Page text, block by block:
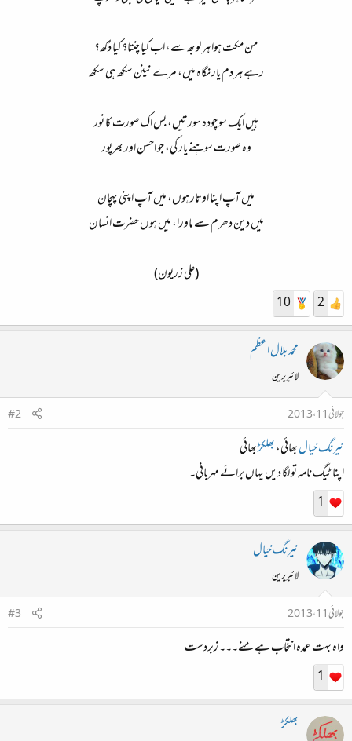
من مکت ہوا ہر لوبھ سے، اب کیا چنتا؟ کیا دُکھ؟​
رہے ہر دم یار نگاہ میں، مرے نینن سکھ ہی سکھ​
ہیں ایک سو چودہ سورتیں، بس اک صورت کا نور​
وہ صورت سوہنے یار کی، جو احسن اور بھرپور​
میں آپ اپنا اوتار ہوں، میں آپ اپنی پہچان​
میں دین دھرم سے ماورا، میں ہوں حضرت انسان​
(علی زریون)​
2
10
محمد بلال اعظم
لائبریرین
جولائی 11، 2013
#2
نیرنگ خیالبھائی،بھلکڑبھائی
اپنا ٹیگ نامہ تو لگا دیں یہاں برائے مہربانی۔
1
نیرنگ خیال
لائبریرین
جولائی 11، 2013
#3
واہ بہت عمدہ انتخاب ہے منے۔۔۔ زبردست
1
بھلکڑ